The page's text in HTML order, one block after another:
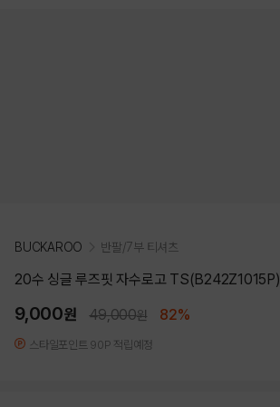
BUCKAROO 반팔/7부 티셔츠
20수 싱글 루즈핏 자수로고 TS(B242Z1015P)
9,000원 49,000원 82%
스타일포인트 90P 적립예정